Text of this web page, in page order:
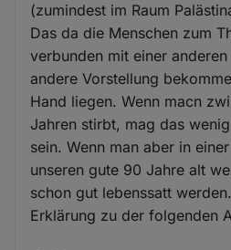
(zumindest im Raum
Das da die Menschen zum
verbunden mit einer
andere Vorstellung
Hand liegen. Wenn macn
Jahren stirbt, mag das
sein. Wenn man aber in
unseren gute 90 Jahre alt
schon gut lebenssatt
Erklärung zu der folgenden